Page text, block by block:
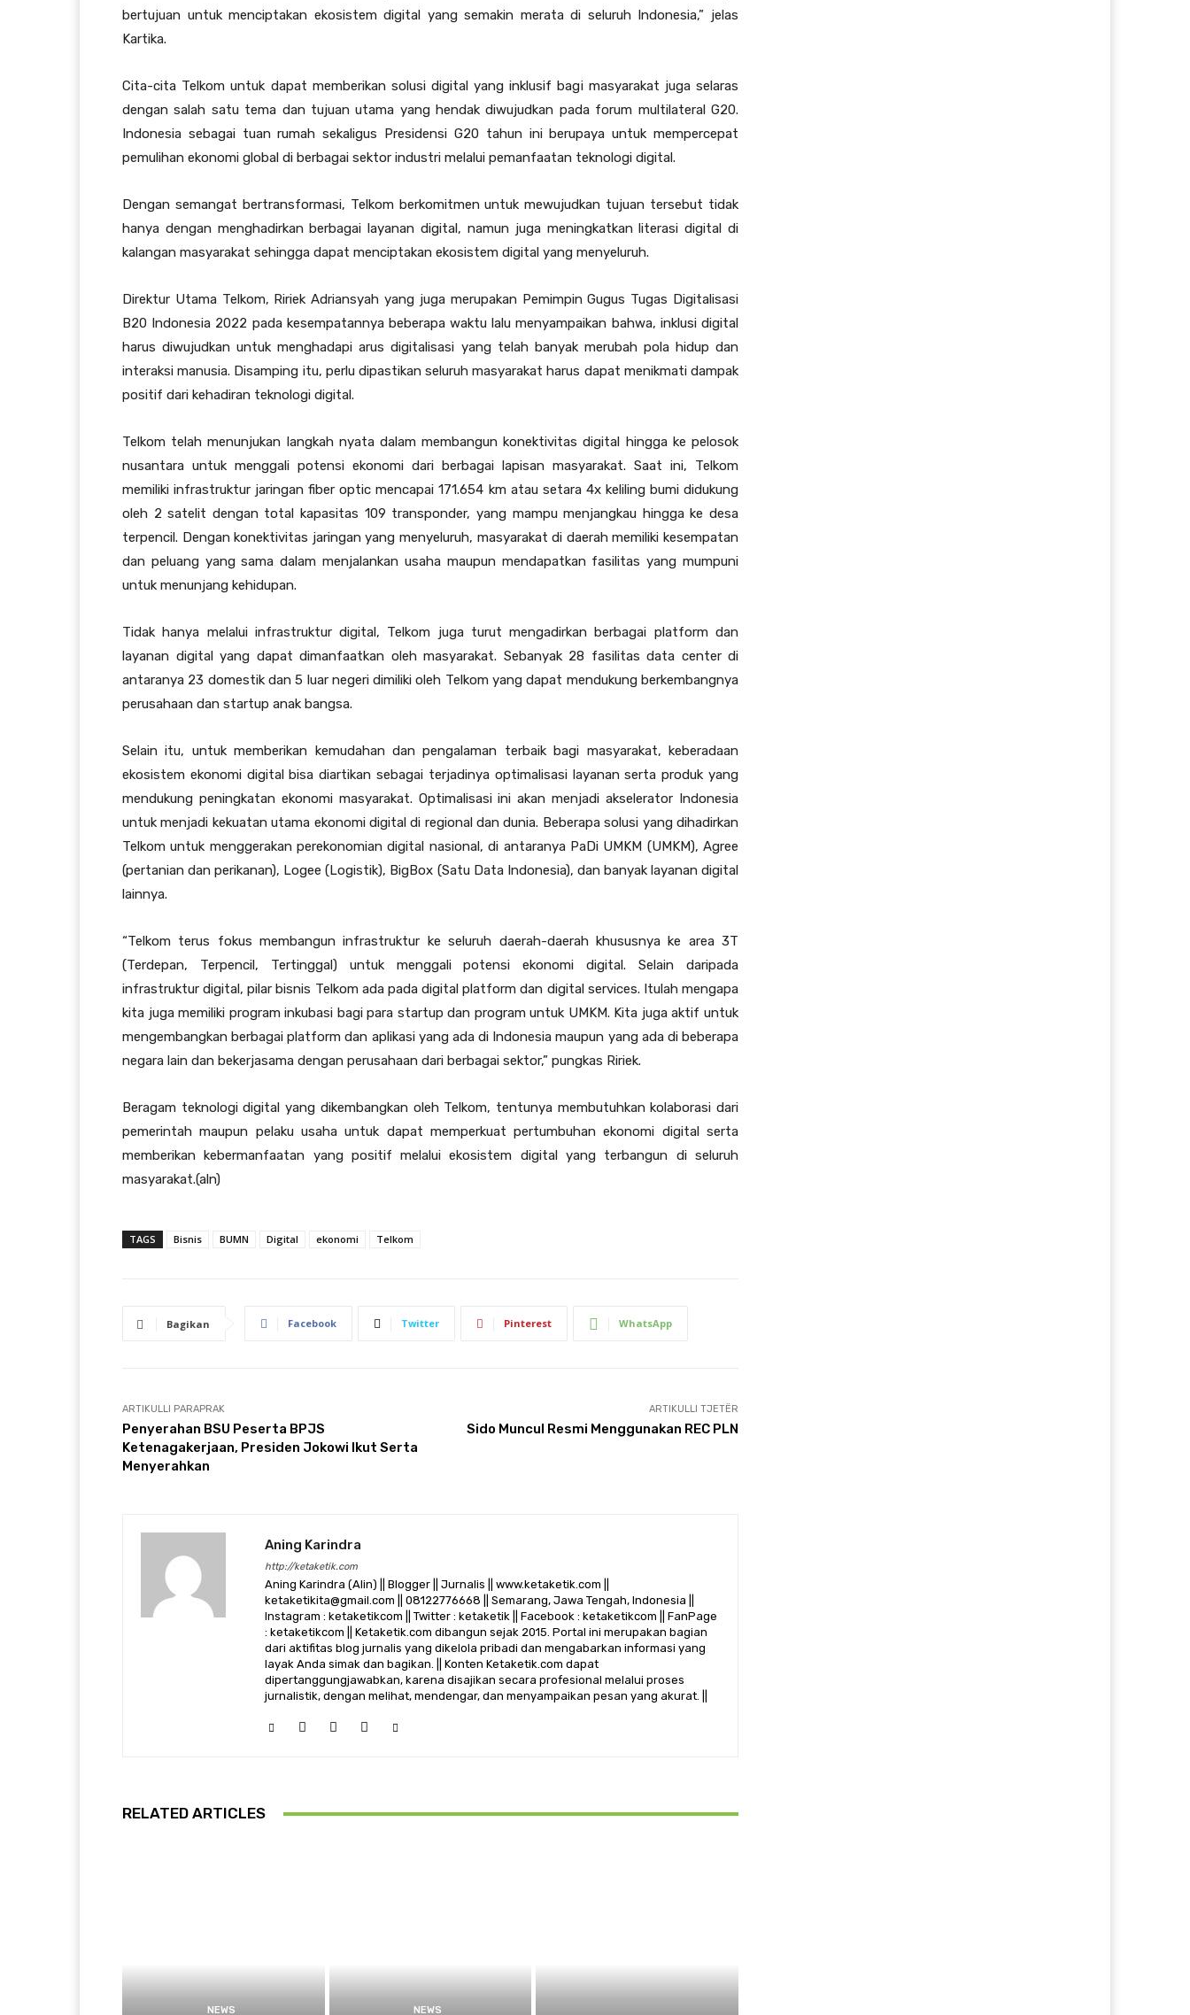
bertujuan untuk menciptakan ekosistem digital yang semakin merata di seluruh Indonesia,” jelas
Kartika.
Cita-cita Telkom untuk dapat memberikan solusi digital yang inklusif bagi masyarakat juga selaras
dengan salah satu tema dan tujuan utama yang hendak diwujudkan pada forum multilateral G20.
Indonesia sebagai tuan rumah sekaligus Presidensi G20 tahun ini berupaya untuk mempercepat
pemulihan ekonomi global di berbagai sektor industri melalui pemanfaatan teknologi digital.
Dengan semangat bertransformasi, Telkom berkomitmen untuk mewujudkan tujuan tersebut tidak
hanya dengan menghadirkan berbagai layanan digital, namun juga meningkatkan literasi digital di
kalangan masyarakat sehingga dapat menciptakan ekosistem digital yang menyeluruh.
Direktur Utama Telkom, Ririek Adriansyah yang juga merupakan Pemimpin Gugus Tugas Digitalisasi
B20 Indonesia 2022 pada kesempatannya beberapa waktu lalu menyampaikan bahwa, inklusi digital
harus diwujudkan untuk menghadapi arus digitalisasi yang telah banyak merubah pola hidup dan
interaksi manusia. Disamping itu, perlu dipastikan seluruh masyarakat harus dapat menikmati dampak
positif dari kehadiran teknologi digital.
Telkom telah menunjukan langkah nyata dalam membangun konektivitas digital hingga ke pelosok
nusantara untuk menggali potensi ekonomi dari berbagai lapisan masyarakat. Saat ini, Telkom
memiliki infrastruktur jaringan fiber optic mencapai 171.654 km atau setara 4x keliling bumi didukung
oleh 2 satelit dengan total kapasitas 109 transponder, yang mampu menjangkau hingga ke desa
terpencil. Dengan konektivitas jaringan yang menyeluruh, masyarakat di daerah memiliki kesempatan
dan peluang yang sama dalam menjalankan usaha maupun mendapatkan fasilitas yang mumpuni
untuk menunjang kehidupan.
Tidak hanya melalui infrastruktur digital, Telkom juga turut mengadirkan berbagai platform dan
layanan digital yang dapat dimanfaatkan oleh masyarakat. Sebanyak 28 fasilitas data center di
antaranya 23 domestik dan 5 luar negeri dimiliki oleh Telkom yang dapat mendukung berkembangnya
perusahaan dan startup anak bangsa.
Selain itu, untuk memberikan kemudahan dan pengalaman terbaik bagi masyarakat, keberadaan
ekosistem ekonomi digital bisa diartikan sebagai terjadinya optimalisasi layanan serta produk yang
mendukung peningkatan ekonomi masyarakat. Optimalisasi ini akan menjadi akselerator Indonesia
untuk menjadi kekuatan utama ekonomi digital di regional dan dunia. Beberapa solusi yang dihadirkan
Telkom untuk menggerakan perekonomian digital nasional, di antaranya PaDi UMKM (UMKM), Agree
(pertanian dan perikanan), Logee (Logistik), BigBox (Satu Data Indonesia), dan banyak layanan digital
lainnya.
“Telkom terus fokus membangun infrastruktur ke seluruh daerah-daerah khususnya ke area 3T
(Terdepan, Terpencil, Tertinggal) untuk menggali potensi ekonomi digital. Selain daripada
infrastruktur digital, pilar bisnis Telkom ada pada digital platform dan digital services. Itulah mengapa
kita juga memiliki program inkubasi bagi para startup dan program untuk UMKM. Kita juga aktif untuk
mengembangkan berbagai platform dan aplikasi yang ada di Indonesia maupun yang ada di beberapa
negara lain dan bekerjasama dengan perusahaan dari berbagai sektor,” pungkas Ririek.
Beragam teknologi digital yang dikembangkan oleh Telkom, tentunya membutuhkan kolaborasi dari
pemerintah maupun pelaku usaha untuk dapat memperkuat pertumbuhan ekonomi digital serta
memberikan kebermanfaatan yang positif melalui ekosistem digital yang terbangun di seluruh
masyarakat.(aln)
TAGS Bisnis BUMN Digital ekonomi Telkom
Bagikan Facebook Twitter Pinterest WhatsApp
ARTIKULLI PARAPRAK
Penyerahan BSU Peserta BPJS
Ketenagakerjaan, Presiden Jokowi Ikut Serta
Menyerahkan
ARTIKULLI TJETËR
Sido Muncul Resmi Menggunakan REC PLN
Aning Karindra
http://ketaketik.com
Aning Karindra (Alin) || Blogger || Jurnalis || www.ketaketik.com ||
ketaketikita@gmail.com || 08122776668 || Semarang, Jawa Tengah, Indonesia ||
Instagram : ketaketikcom || Twitter : ketaketik || Facebook : ketaketikcom || FanPage
: ketaketikcom || Ketaketik.com dibangun sejak 2015. Portal ini merupakan bagian
dari aktifitas blog jurnalis yang dikelola pribadi dan mengabarkan informasi yang
layak Anda simak dan bagikan. || Konten Ketaketik.com dapat
dipertanggungjawabkan, karena disajikan secara profesional melalui proses
jurnalistik, dengan melihat, mendengar, dan menyampaikan pesan yang akurat. ||
RELATED ARTICLES
NEWS NEWS